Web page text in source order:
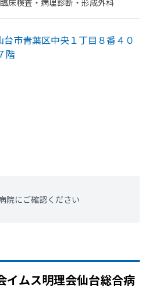
床検査・病理診断・​形成外科
台市青葉区中央１丁目８番４０
階
院にご確認ください
イムス明理会仙台総合病